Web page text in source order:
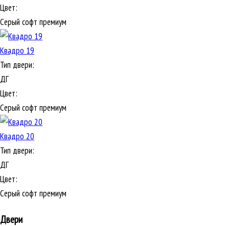
Цвет:
Серый софт премиум
Квадро 19
Тип двери:
ДГ
Цвет:
Серый софт премиум
Квадро 20
Тип двери:
ДГ
Цвет:
Серый софт премиум
Двери